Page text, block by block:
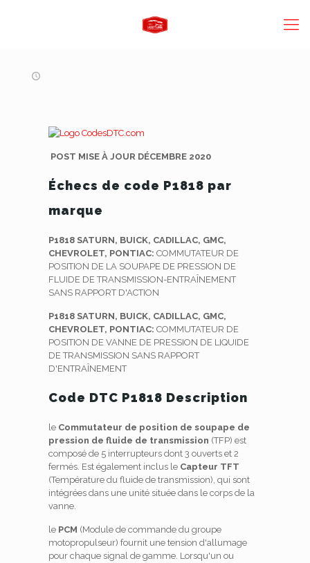
POST MISE À JOUR DÉCEMBRE 2020
Échecs de code P1818 par
marque
P1818 SATURN, BUICK, CADILLAC, GMC,
CHEVROLET, PONTIAC: COMMUTATEUR DE
POSITION DE LA SOUPAPE DE PRESSION DE
FLUIDE DE TRANSMISSION-ENTRAÎNEMENT
SANS RAPPORT D'ACTION
P1818 SATURN, BUICK, CADILLAC, GMC,
CHEVROLET, PONTIAC: COMMUTATEUR DE
POSITION DE VANNE DE PRESSION DE LIQUIDE
DE TRANSMISSION SANS RAPPORT
D'ENTRAÎNEMENT
Code DTC P1818 Description
le Commutateur de position de soupape de
pression de fluide de transmission (TFP) est
composé de 5 interrupteurs dont 3 ouverts et 2
fermés. Est également inclus le Capteur TFT
(Température du fluide de transmission), qui sont
intégrées dans une unité située dans le corps de la
vanne.
le PCM (Module de commande du groupe
motopropulseur) fournit une tension d'allumage
pour chaque signal de gamme. Lorsqu'un ou